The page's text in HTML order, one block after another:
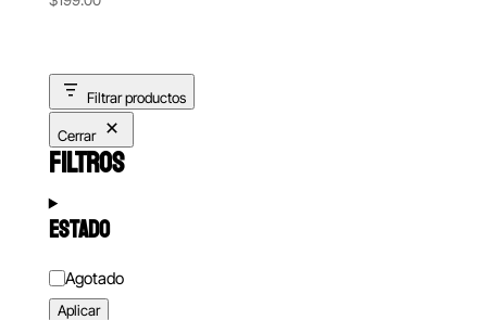
Filtrar productos
Cerrar
FILTROS
ESTADO
Estado
Agotado
Aplicar